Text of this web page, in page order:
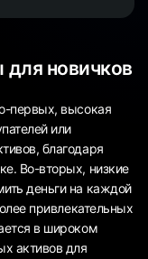
для новичков
первых, высокая
или
благодаря
Во-вторых, низкие
деньги на каждой
привлекательных
в широком
активов для